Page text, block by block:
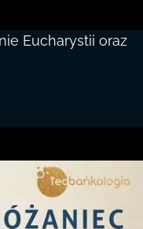
Eucharystii oraz